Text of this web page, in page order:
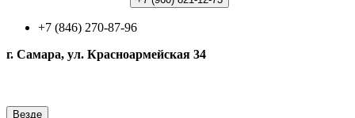
+7 (846) 270-87-96
г. Самара, ул. Красноармейская 34
Везде